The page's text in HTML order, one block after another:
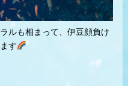
ルも相まって、伊豆顔負け
す